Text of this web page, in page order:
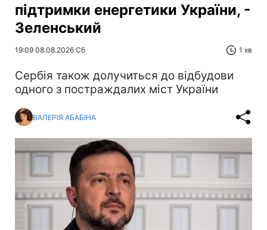
підтримки енергетики України, -
Зеленський
19:09 08.08.2026 Сб 1 хв
Сербія також долучиться до відбудови
одного з постраждалих міст України
ВАЛЕРІЯ АБАБІНА